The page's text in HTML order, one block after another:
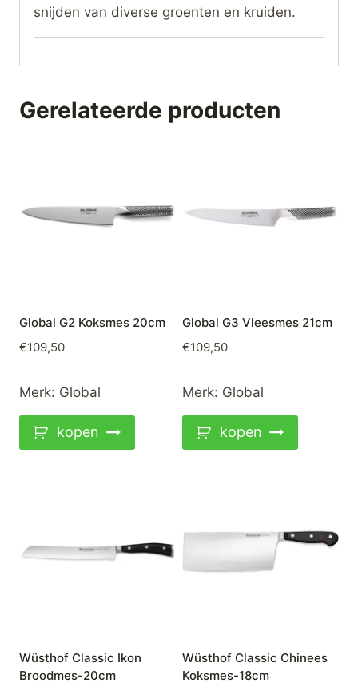
snijden van diverse groenten en kruiden.
Gerelateerde producten
Global G2 Koksmes 20cm
€109,50
Merk: Global
kopen
Global G3 Vleesmes 21cm
€109,50
Merk: Global
kopen
Wüsthof Classic Ikon
Broodmes-20cm
Wüsthof Classic Chinees
Koksmes-18cm